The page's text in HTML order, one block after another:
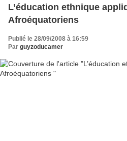
L’éducation ethnique
Afroéquatoriens
Publié le 28/09/2008 à 16:59
Par guyzoducamer